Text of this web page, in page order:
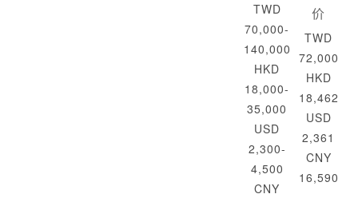
TWD
70,000-
140,000
HKD
18,000-
35,000
USD
2,300-
4,500
CNY
价
TWD
72,000
HKD
18,462
USD
2,361
CNY
16,590